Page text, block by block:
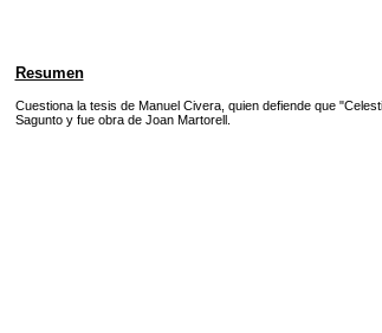
Resumen
Cuestiona la tesis de Manuel Civera, quien defiende que
Sagunto y fue obra de Joan Martorell.